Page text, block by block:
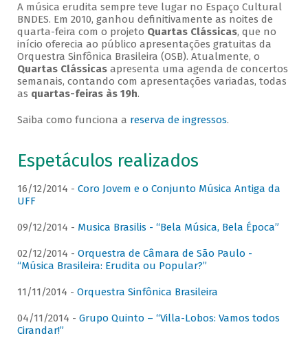
A música erudita sempre teve lugar no Espaço Cultural
BNDES. Em 2010, ganhou definitivamente as noites de
quarta-feira com o projeto Quartas Clássicas, que no
início oferecia ao público apresentações gratuitas da
Orquestra Sinfônica Brasileira (OSB). Atualmente, o
Quartas Clássicasapresenta uma agenda de concertos
semanais, contando com apresentações variadas, todas
as quartas-feiras às 19h.
Saiba como funciona a reserva de ingressos.
Espetáculos realizados
16/12/2014 - Coro Jovem e o Conjunto Música Antiga da
UFF
09/12/2014 - Musica Brasilis - “Bela Música, Bela Época”
02/12/2014 - Orquestra de Câmara de São Paulo -
“Música Brasileira: Erudita ou Popular?”
11/11/2014 - Orquestra Sinfônica Brasileira
04/11/2014 - Grupo Quinto – “Villa-Lobos: Vamos todos
Cirandar!”